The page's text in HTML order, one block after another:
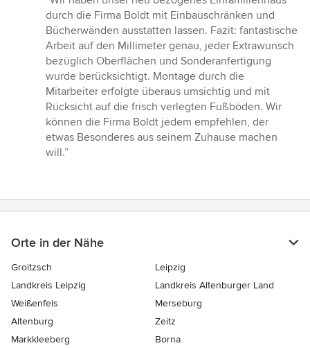
5
von
5
Sternen
durch die Firma Boldt mit Einbauschränken und
Bücherwänden ausstatten lassen. Fazit: fantastische
Arbeit auf den Millimeter genau, jeder Extrawunsch
bezüglich Oberflächen und Sonderanfertigung
wurde berücksichtigt. Montage durch die
Mitarbeiter erfolgte überaus umsichtig und mit
Rücksicht auf die frisch verlegten Fußböden. Wir
können die Firma Boldt jedem empfehlen, der
etwas Besonderes aus seinem Zuhause machen
will.”
Orte in der Nähe
Groitzsch
Leipzig
Landkreis Leipzig
Landkreis Altenburger Land
Weißenfels
Merseburg
Altenburg
Zeitz
Markkleeberg
Borna